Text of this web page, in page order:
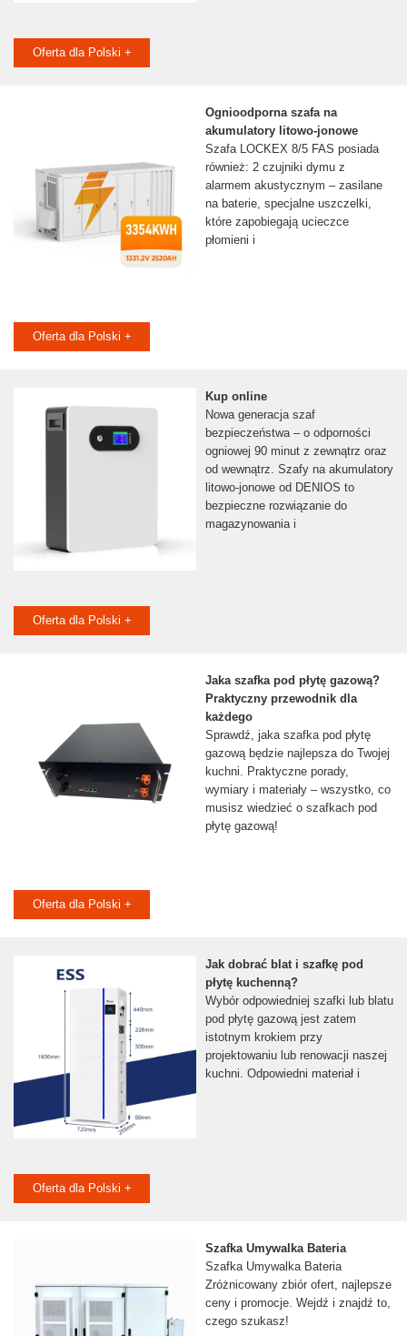
Oferta dla Polski +
Ognioodporna szafa na
akumulatory litowo-jonowe
Szafa LOCKEX 8/5 FAS posiada
również: 2 czujniki dymu z
alarmem akustycznym – zasilane
na baterie, specjalne uszczelki,
które zapobiegają ucieczce
płomieni i
Oferta dla Polski +
Kup online
Nowa generacja szaf
bezpieczeństwa – o odporności
ogniowej 90 minut z zewnątrz oraz
od wewnątrz. Szafy na akumulatory
litowo-jonowe od DENIOS to
bezpieczne rozwiązanie do
magazynowania i
Oferta dla Polski +
Jaka szafka pod płytę gazową?
Praktyczny przewodnik dla
każdego
Sprawdź, jaka szafka pod płytę
gazową będzie najlepsza do Twojej
kuchni. Praktyczne porady,
wymiary i materiały – wszystko, co
musisz wiedzieć o szafkach pod
płytę gazową!
Oferta dla Polski +
Jak dobrać blat i szafkę pod
płytę kuchenną?
Wybór odpowiedniej szafki lub blatu
pod płytę gazową jest zatem
istotnym krokiem przy
projektowaniu lub renowacji naszej
kuchni. Odpowiedni materiał i
Oferta dla Polski +
Szafka Umywalka Bateria
Szafka Umywalka Bateria
Zróżnicowany zbiór ofert, najlepsze
ceny i promocje. Wejdź i znajdź to,
czego szukasz!